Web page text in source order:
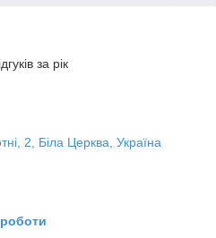
за рік
2, Біла Церква, Україна